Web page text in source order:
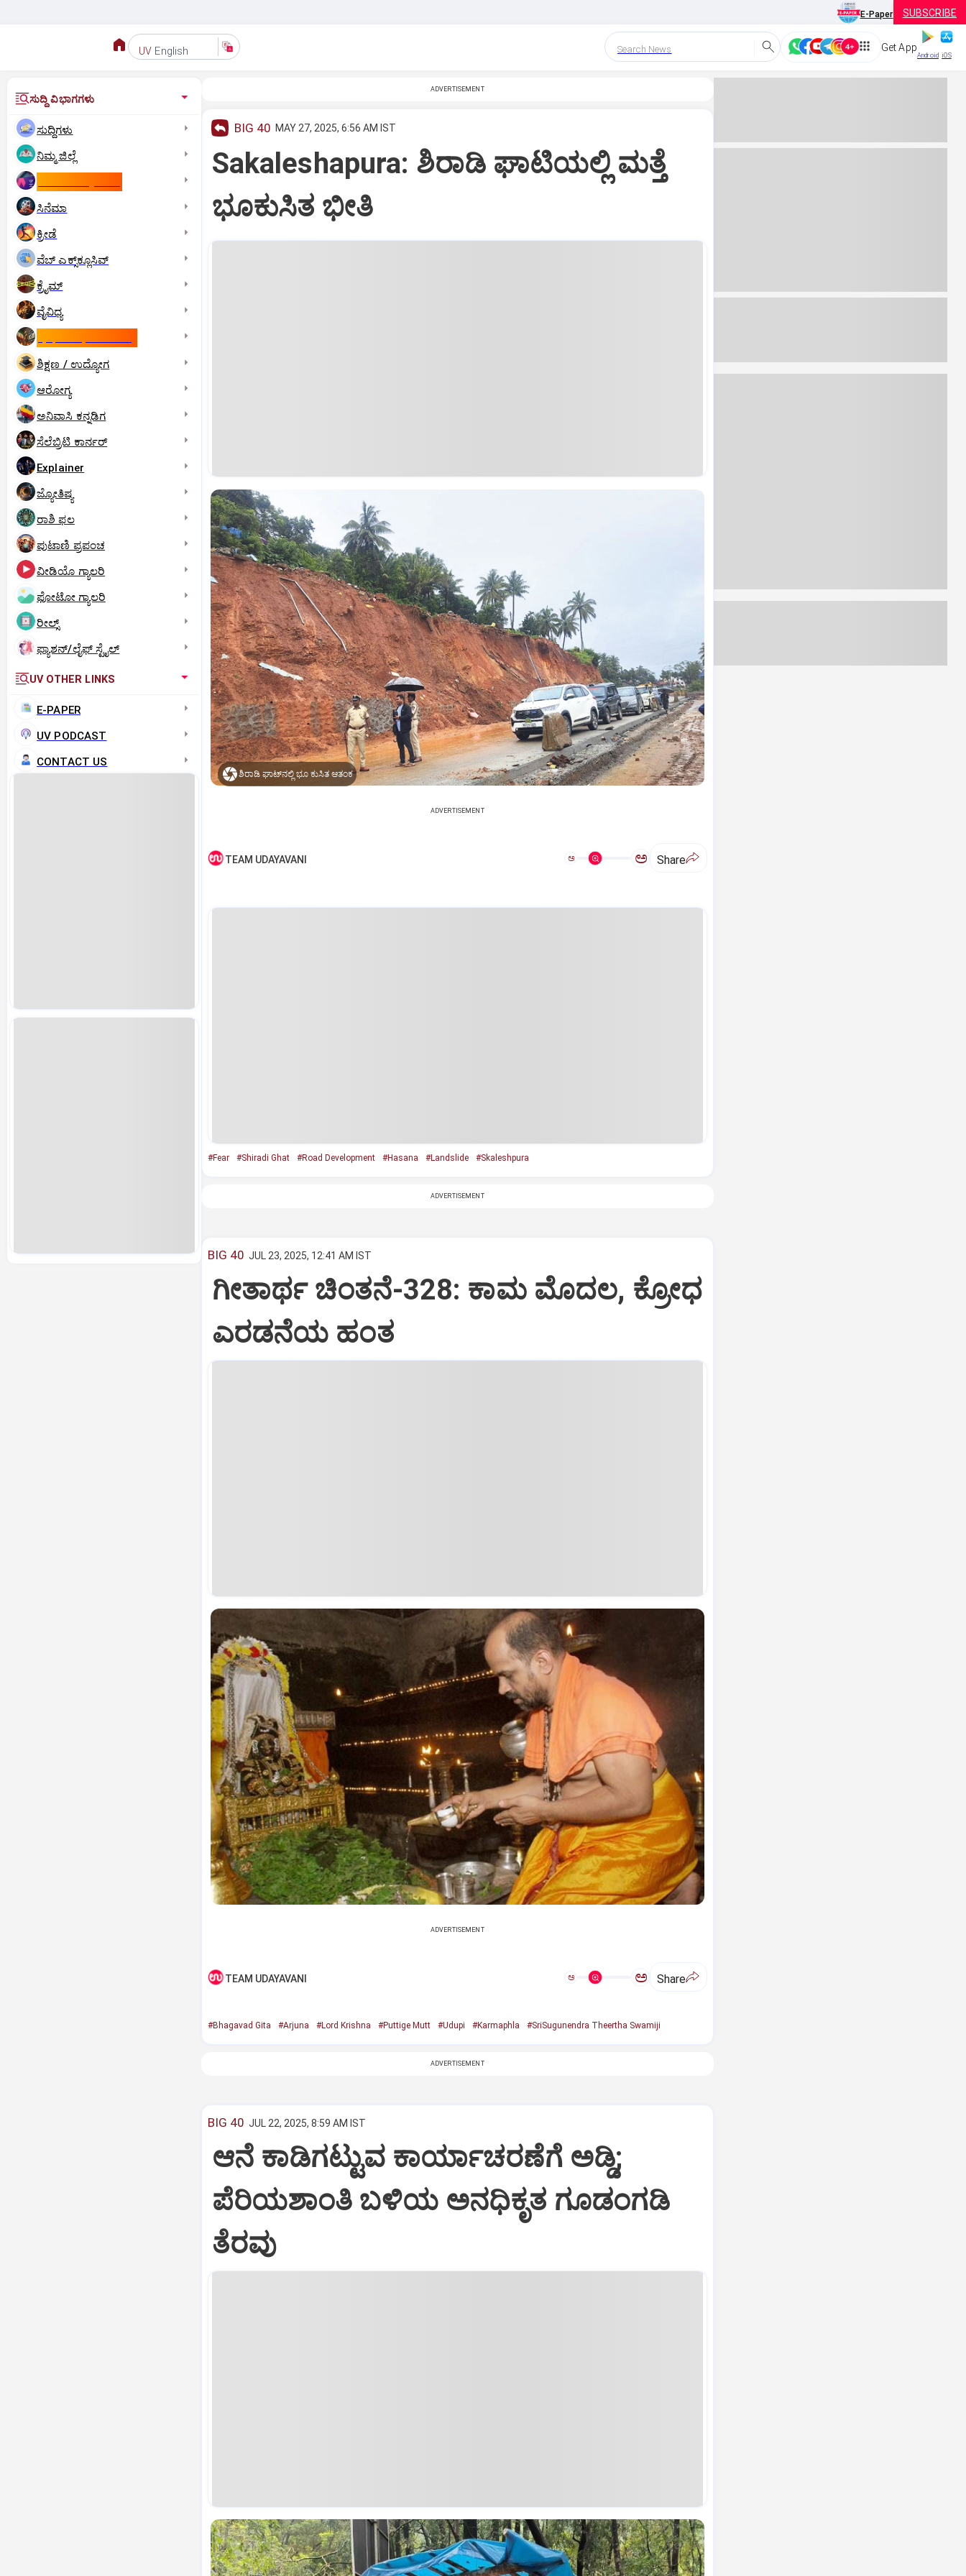
E-Paper SUBSCRIBE
UV English Search News Get App
Android iOS
ಸುದ್ದಿ ವಿಭಾಗಗಳು
ಸುದ್ದಿಗಳು
ನಿಮ್ಮ ಜಿಲ್ಲೆ
ಸಿನೆಮಾ
ಕ್ರೀಡೆ
ವೆಬ್ ಎಕ್ಸ್‌ಕ್ಲೂಸಿವ್
ಕ್ರೈಮ್
ವೈವಿಧ್ಯ
ಶಿಕ್ಷಣ / ಉದ್ಯೋಗ
ಆರೋಗ್ಯ
ಅನಿವಾಸಿ ಕನ್ನಡಿಗ
ಸೆಲೆಬ್ರಿಟಿ ಕಾರ್ನರ್‌
Explainer
ಜ್ಯೋತಿಷ್ಯ
ರಾಶಿ ಫಲ
ಪುಟಾಣಿ ಪ್ರಪಂಚ
ವೀಡಿಯೊ ಗ್ಯಾಲರಿ
ಫೋಟೋ ಗ್ಯಾಲರಿ
ರೀಲ್ಸ್
ಫ್ಯಾಶನ್/ಲೈಫ್‌ ಸ್ಟೈಲ್
UV OTHER LINKS
E-PAPER
UV PODCAST
CONTACT US
ADVERTISEMENT
BIG 40 MAY 27, 2025, 6:56 AM IST
Sakaleshapura: ಶಿರಾಡಿ ಘಾಟಿಯಲ್ಲಿ ಮತ್ತೆ
ಭೂಕುಸಿತ ಭೀತಿ
ಶಿರಾಡಿ ಘಾಟ್‌ನಲ್ಲಿ ಭೂ ಕುಸಿತ ಆತಂಕ
ADVERTISEMENT
TEAM UDAYAVANI ಅ ಅ Share
#Fear #Shiradi Ghat #Road Development #Hasana #Landslide #Skaleshpura
ADVERTISEMENT
BIG 40 JUL 23, 2025, 12:41 AM IST
ಗೀತಾರ್ಥ ಚಿಂತನೆ-328: ಕಾಮ ಮೊದಲ, ಕ್ರೋಧ
ಎರಡನೆಯ ಹಂತ
ADVERTISEMENT
TEAM UDAYAVANI ಅ ಅ Share
#Bhagavad Gita #Arjuna #Lord Krishna #Puttige Mutt #Udupi #Karmaphla #SriSugunendra Theertha Swamiji
ADVERTISEMENT
BIG 40 JUL 22, 2025, 8:59 AM IST
ಆನೆ ಕಾಡಿಗಟ್ಟುವ ಕಾರ್ಯಾಚರಣೆಗೆ ಅಡ್ಡಿ;
ಪೆರಿಯಶಾಂತಿ ಬಳಿಯ ಅನಧಿಕೃತ ಗೂಡಂಗಡಿ
ತೆರವು